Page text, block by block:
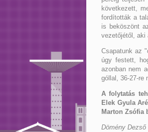
következett,
fordították a
is beköszönt
vezetőjétől, aki
Csapatunk az
úgy festett,
azonban nem
góllal, 36-27-re
A folytatás
Elek Gyula
Marton Zsófia
Dömény Dezső